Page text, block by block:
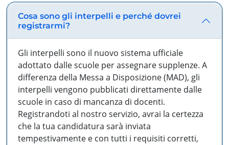
Cosa sono gli interpelli e perché dovrei
registrarmi?
Gli interpelli sono il nuovo sistema ufficiale
adottato dalle scuole per assegnare supplenze. A
differenza della Messa a Disposizione (MAD), gli
interpelli vengono pubblicati direttamente dalle
scuole in caso di mancanza di docenti.
Registrandoti al nostro servizio, avrai la certezza
che la tua candidatura sarà inviata
tempestivamente e con tutti i requisiti corretti,